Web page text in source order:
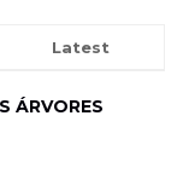
Latest
ÁRVORES